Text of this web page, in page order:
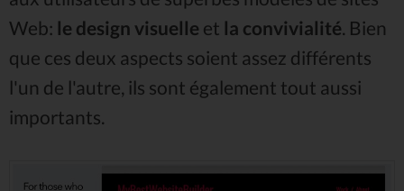
Web: le design visuelle et la convivialité. Bien
que ces deux aspects soient assez différents
l'un de l'autre, ils sont également tout aussi
importants.